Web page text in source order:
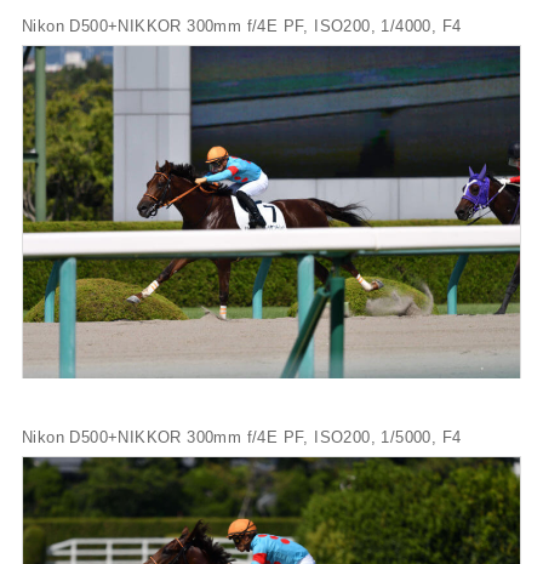
Nikon D500+NIKKOR 300mm f/4E PF, ISO200, 1/4000, F4
Nikon D500+NIKKOR 300mm f/4E PF, ISO200, 1/5000, F4